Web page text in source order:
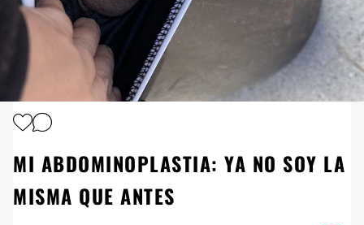
MI ABDOMINOPLASTIA: YA NO SOY LA
MISMA QUE ANTES